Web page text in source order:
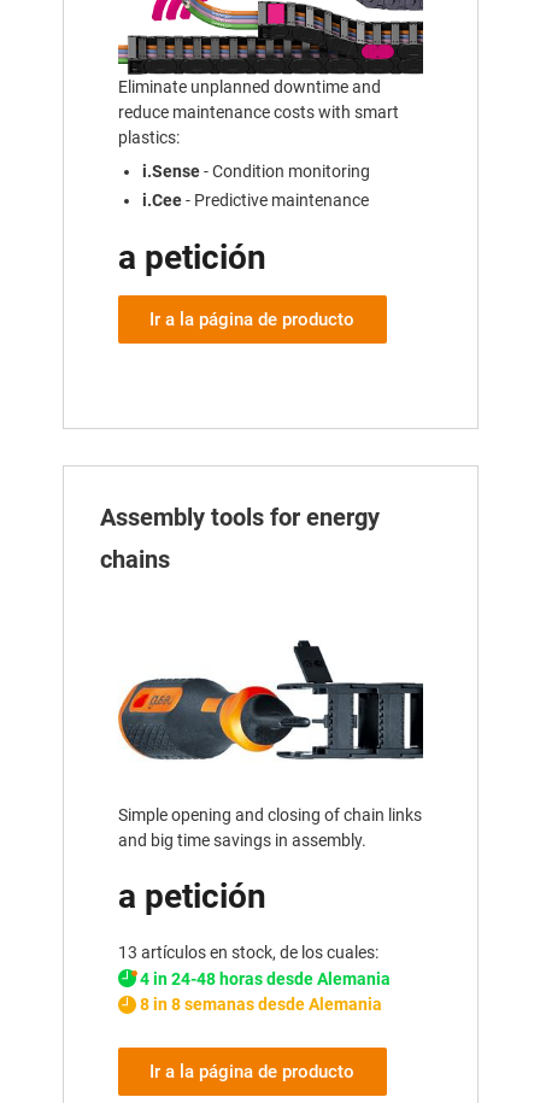
Eliminate unplanned downtime and
reduce maintenance costs with smart
plastics:
i.Sense- Condition monitoring
i.Cee- Predictive maintenance
a petición
Ir a la página de producto
Assembly tools for energy
chains
Simple opening and closing of chain links
and big time savings in assembly.
a petición
13 artículos en stock, de los cuales:
4 in 24-48 horas desde Alemania
8 in 8 semanas desde Alemania
Ir a la página de producto